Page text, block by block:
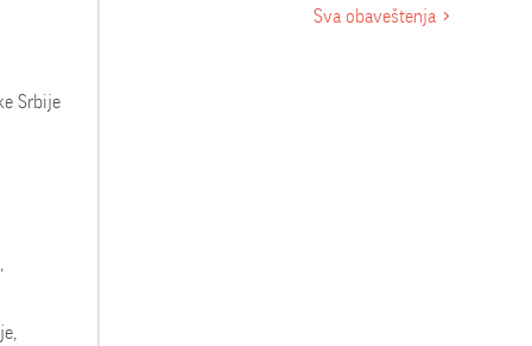
Srbije
Sva obaveštenja